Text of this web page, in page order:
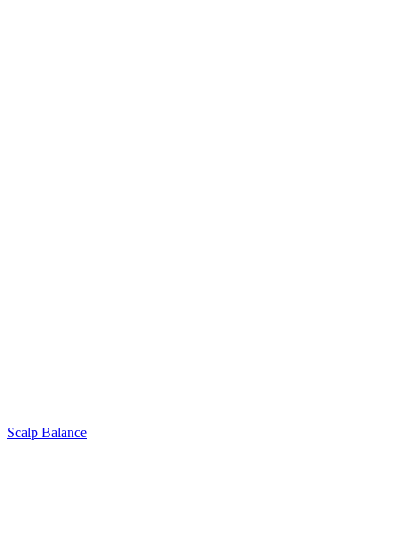
Scalp Balance